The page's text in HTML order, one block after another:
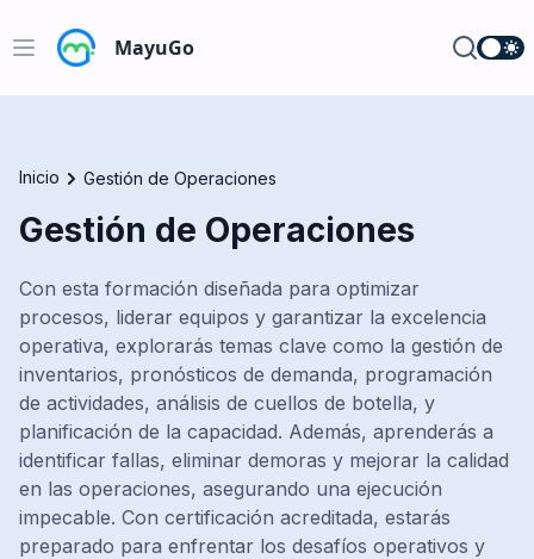
Open main menu
MayuGo
Lean Six Sigma
Mejora de Procesos
Analista de costos
Ingeniería Financiera
Ingeniería de Calidad
Gestión de Operaciones
Ingeniería de Mantenimiento
Cadena de Suministro
Logística y Transporte
Seguridad Industrial
Diseño e Ingeniería
Cursos
Cursos para empresas
Cursos pre-grabados
Cursos On-Demand
English School
Iniciar sesión
Inicio Gestión de Operaciones
Gestión de Operaciones
Con esta formación diseñada para optimizar
procesos, liderar equipos y garantizar la excelencia
operativa, explorarás temas clave como la gestión de
inventarios, pronósticos de demanda, programación
de actividades, análisis de cuellos de botella, y
planificación de la capacidad. Además, aprenderás a
identificar fallas, eliminar demoras y mejorar la calidad
en las operaciones, asegurando una ejecución
impecable. Con certificación acreditada, estarás
preparado para enfrentar los desafíos operativos y